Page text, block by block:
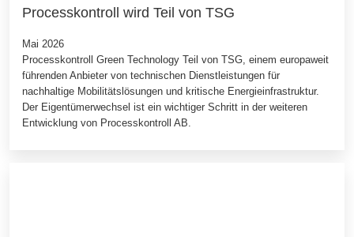
Processkontroll wird Teil von TSG
Mai 2026
Processkontroll Green Technology Teil von TSG, einem europaweit
führenden Anbieter von technischen Dienstleistungen für
nachhaltige Mobilitätslösungen und kritische Energieinfrastruktur.
Der Eigentümerwechsel ist ein wichtiger Schritt in der weiteren
Entwicklung von Processkontroll AB.